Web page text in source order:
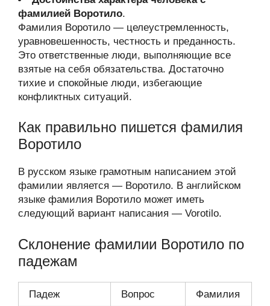
фамилией Воротило.
Фамилия Воротило — целеустремленность,
уравновешенность, честность и преданность.
Это ответственные люди, выполняющие все
взятые на себя обязательства. Достаточно
тихие и спокойные люди, избегающие
конфликтных ситуаций.
Как правильно пишется фамилия
Воротило
В русском языке грамотным написанием этой
фамилии является — Воротило. В английском
языке фамилия Воротило может иметь
следующий вариант написания — Vorotilo.
Склонение фамилии Воротило по
падежам
Падеж Вопрос Фамилия